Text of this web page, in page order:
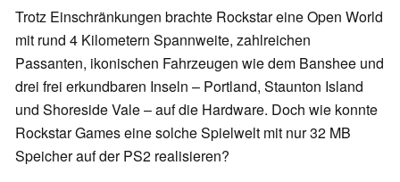
Trotz Einschränkungen brachte Rockstar eine Open World
mit rund 4 Kilometern Spannweite, zahlreichen
Passanten, ikonischen Fahrzeugen wie dem Banshee und
drei frei erkundbaren Inseln – Portland, Staunton Island
und Shoreside Vale – auf die Hardware. Doch wie konnte
Rockstar Games eine solche Spielwelt mit nur 32 MB
Speicher auf der PS2 realisieren?